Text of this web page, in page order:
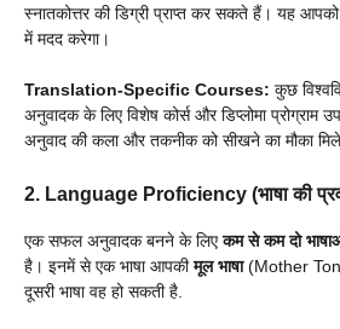
स्नातकोत्तर की डिग्री प्राप्त कर सकते हैं। यह
में मदद करेगा।
Translation-Specific Courses: कुछ
अनुवादक के लिए विशेष कोर्स और डिप्लोमा
अनुवाद की कला और तकनीक को सीखने का मौका
2. Language Proficiency (भाषा की
एक सफल अनुवादक बनने के लिएकम से कम दो
है। इनमें से एक भाषा आपकीमूल भाषा(Mother
दूसरी भाषा वह हो सकती है.